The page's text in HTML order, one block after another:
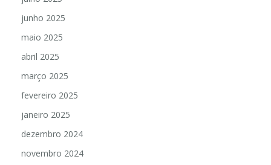
junho 2025
maio 2025
abril 2025
março 2025
fevereiro 2025
janeiro 2025
dezembro 2024
novembro 2024